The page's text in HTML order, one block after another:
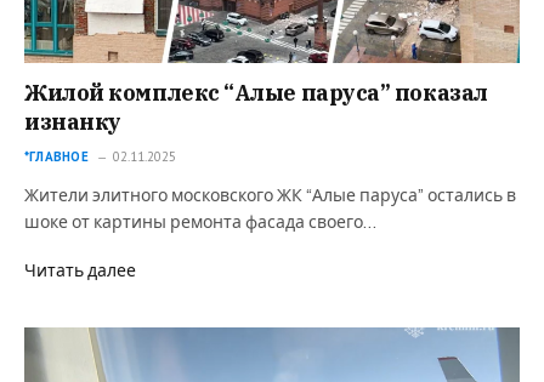
Жилой комплекс “Алые паруса” показал
изнанку
*ГЛАВНОЕ 02.11.2025
Жители элитного московского ЖК “Алые паруса” остались в
шоке от картины ремонта фасада своего…
Читать далее